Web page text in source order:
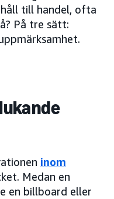
till handel, ofta
På tre sätt:
inom
Medan en
en billboard eller